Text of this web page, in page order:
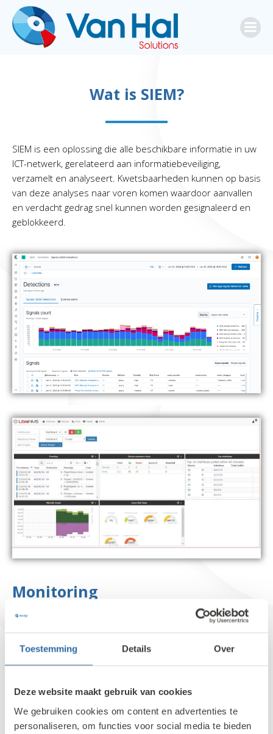
Toestemming Details Over
Deze website maakt gebruik van cookies
We gebruiken cookies om content en advertenties te
personaliseren, om functies voor social media te bieden
naar
inhoud
Wat is SIEM?
SIEM is een oplossing die alle beschikbare informatie in uw
ICT-netwerk, gerelateerd aan informatiebeveiliging,
verzamelt en analyseert. Kwetsbaarheden kunnen op basis
van deze analyses naar voren komen waardoor aanvallen
en verdacht gedrag snel kunnen worden gesignaleerd en
geblokkeerd.
Monitoring
Heeft u last van traag internet of uitval van de lijn? Wij
u opnemen als incidenten zich voordoen.